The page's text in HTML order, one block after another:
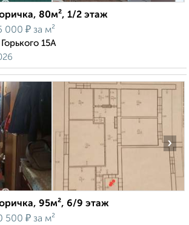
80м², 1/2 этаж
000 ₽ за м²
15А
›
95м², 6/9 этаж
500 ₽ за м²